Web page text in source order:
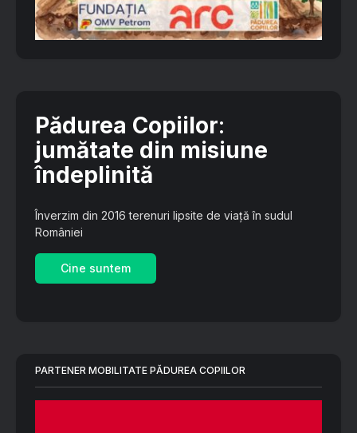
Pădurea Copiilor:
jumătate din misiune
îndeplinită
Înverzim din 2016 terenuri lipsite de viață în sudul
României
Cine suntem
PARTENER MOBILITATE PĂDUREA COPIILOR